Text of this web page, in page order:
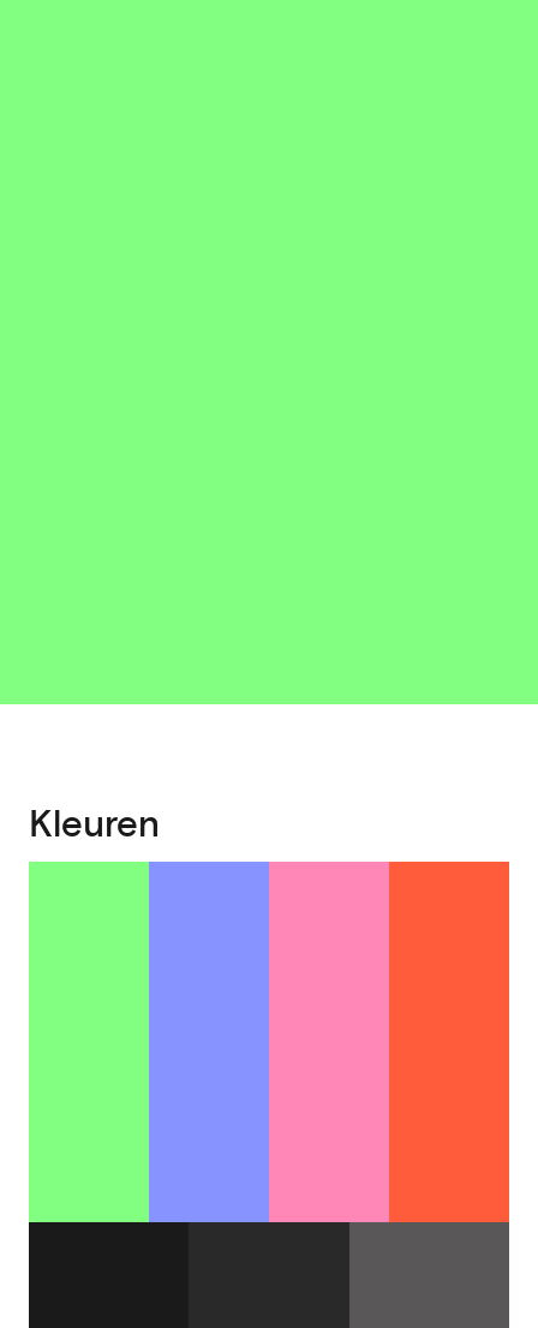
Kleuren